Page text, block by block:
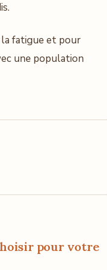
fatigue et pour
une population
pour votre